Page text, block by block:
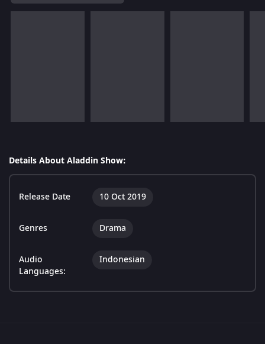
Details About Aladdin Show:
Release Date 10 Oct 2019
Genres Drama
Audio
Languages:
Indonesian